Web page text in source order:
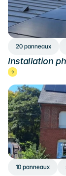
20 panneaux
Installation
10 panneaux